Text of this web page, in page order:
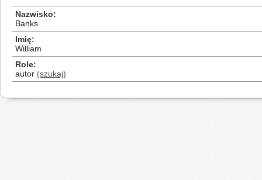
Nazwisko
Banks
Imię
William
Role
autor (szukaj)